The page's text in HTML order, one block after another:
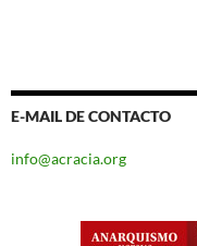
E-MAIL DE CONTACTO
info@acracia.org